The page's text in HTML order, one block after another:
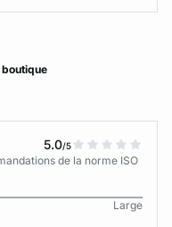
boutique
5.0/5
de la norme ISO
Large